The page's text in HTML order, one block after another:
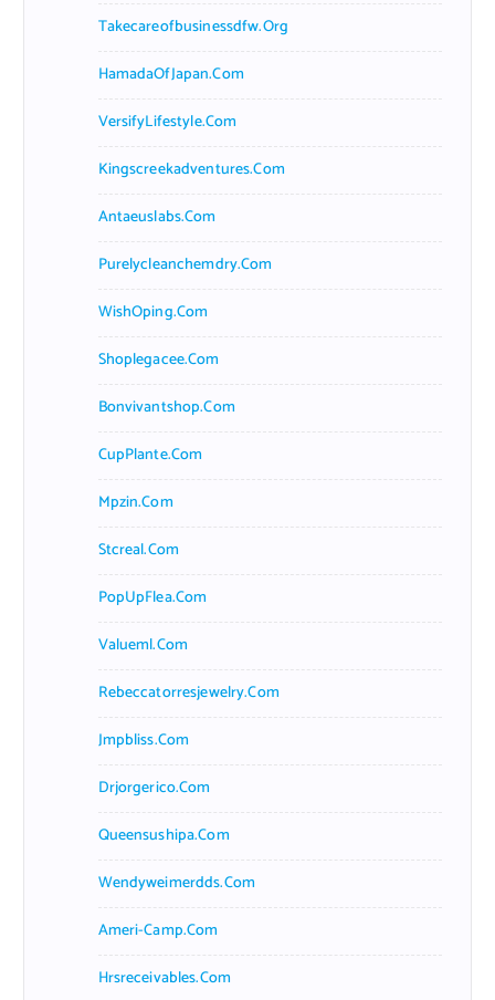
Takecareofbusinessdfw.org
HamadaOfJapan.com
VersifyLifestyle.com
Kingscreekadventures.com
Antaeuslabs.com
Purelycleanchemdry.com
WishOping.com
Shoplegacee.com
Bonvivantshop.com
CupPlante.com
Mpzin.com
Stcreal.com
PopUpFlea.com
Valueml.com
Rebeccatorresjewelry.com
Jmpbliss.com
Drjorgerico.com
Queensushipa.com
Wendyweimerdds.com
Ameri-Camp.com
Hrsreceivables.com